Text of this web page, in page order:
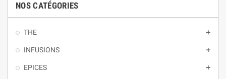
NOS CATÉGORIES
THE 
INFUSIONS 
EPICES 